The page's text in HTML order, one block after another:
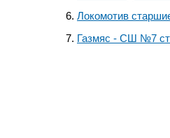
Локомотив
Газмяс - СШ №7